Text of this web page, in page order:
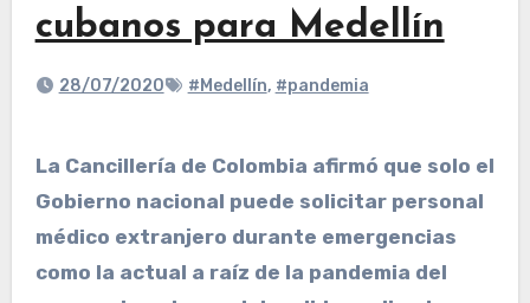
cubanos para Medellín
28/07/2020 #Medellín, #pandemia
La Cancillería de Colombia afirmó que solo el
Gobierno nacional puede solicitar personal
médico extranjero durante emergencias
como la actual a raíz de la pandemia del